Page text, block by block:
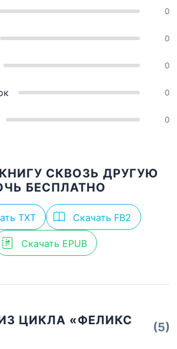
0
0
0
0
0
СКВОЗЬ ДРУГУЮ
БЕСПЛАТНО
TXT Скачать FB2
Скачать EPUB
ЦИКЛА «ФЕЛИКС
(5)